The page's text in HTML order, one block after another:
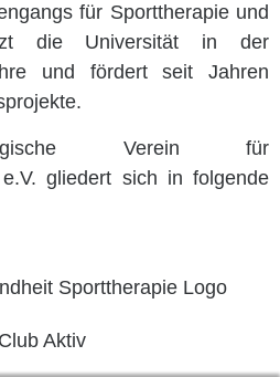
für Sporttherapie und
die Universität in der
und fördert seit Jahren
Verein für
e.V. gliedert sich in folgende